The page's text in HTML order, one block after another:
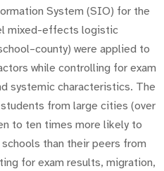
System (SIO) for the
mixed-effects logistic
were applied to
while controlling for exam
systemic characteristics. The
from large cities (over
to ten times more likely to
than their peers from
for exam results, migration,